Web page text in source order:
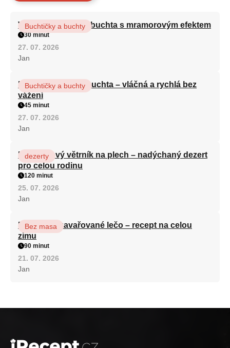
Vláčná olejová litá buchta s mramorovým efektem
Buchtičky a buchty
30 minut
27. 07. 2026
Jan
Hrnková maková buchta – vláčná a rychlá bez
vážení
Buchtičky a buchty
45 minut
27. 07. 2026
Jan
Karamelový větrník na plech – nadýchaný dezert
pro celou rodinu
dezerty
120 minut
25. 07. 2026
Jan
Babiččino zavařované lečo – recept na celou
zimu
Bez masa
90 minut
21. 07. 2026
Jan